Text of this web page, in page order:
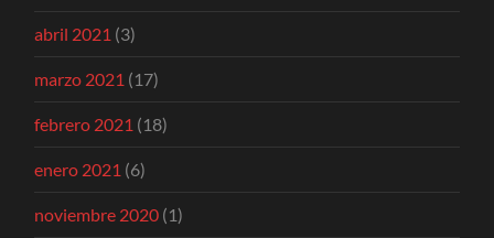
abril 2021 (3)
marzo 2021 (17)
febrero 2021 (18)
enero 2021 (6)
noviembre 2020 (1)